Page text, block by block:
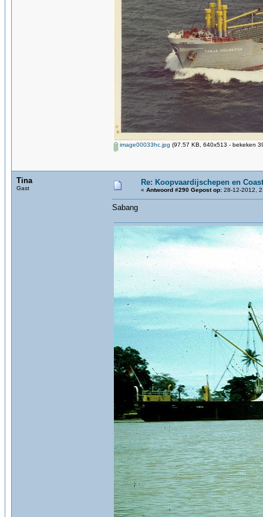
image00033hc.jpg (97.57 KB, 640x513 - bekeken
Tina
Gast
Re: Koopvaardijschepen en
« Antwoord #290 Gepost op: 28-12-2012,
Sabang